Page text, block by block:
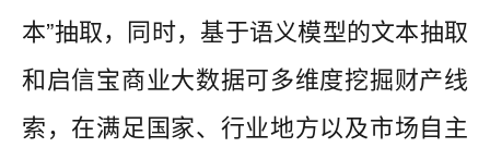
本”抽取，同时，基于语义模型的文本抽取
和启信宝商业大数据可多维度挖掘财产线
索，在满足国家、行业地方以及市场自主